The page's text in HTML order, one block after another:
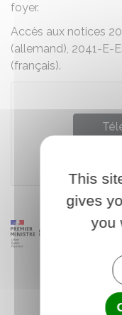
foyer.
Accès aux notices
(allemand), 2041-E-
(français).
This
gives
you